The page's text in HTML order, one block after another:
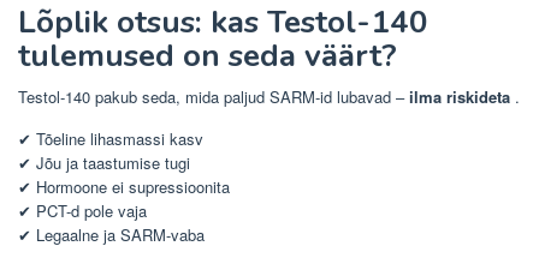
Lõplik otsus: kas Testol-140
tulemused on seda väärt?
Testol-140 pakub seda, mida paljud SARM-id lubavad –ilma riskideta .
✔ Tõeline lihasmassi kasv
✔ Jõu ja taastumise tugi
✔ Hormoone ei supressioonita
✔ PCT-d pole vaja
✔ Legaalne ja SARM-vaba